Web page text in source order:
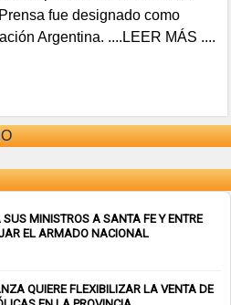
fue designado como
Argentina. ....LEER MÁS ....
SUS MINISTROS A SANTA FE Y ENTRE
EL ARMADO NACIONAL
QUIERE FLEXIBILIZAR LA VENTA DE